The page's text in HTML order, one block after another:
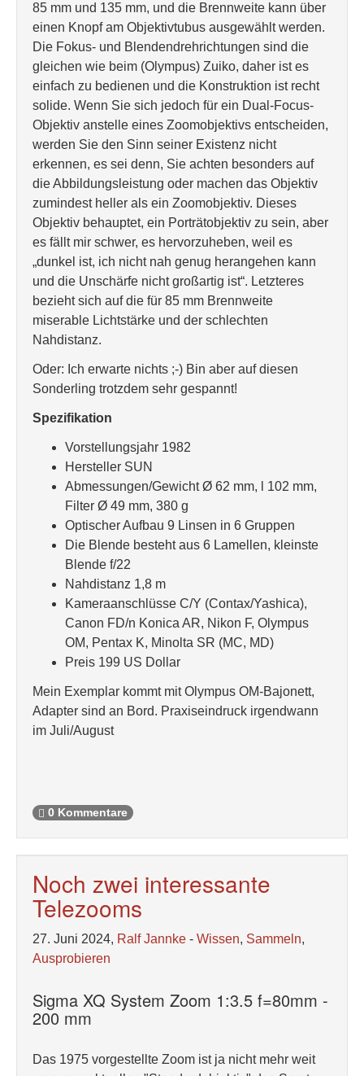
85 mm und 135 mm, und die Brennweite kann über
einen Knopf am Objektivtubus ausgewählt werden.
Die Fokus- und Blendendrehrichtungen sind die
gleichen wie beim (Olympus) Zuiko, daher ist es
einfach zu bedienen und die Konstruktion ist recht
solide. Wenn Sie sich jedoch für ein Dual-Focus-
Objektiv anstelle eines Zoomobjektivs entscheiden,
werden Sie den Sinn seiner Existenz nicht
erkennen, es sei denn, Sie achten besonders auf
die Abbildungsleistung oder machen das Objektiv
zumindest heller als ein Zoomobjektiv. Dieses
Objektiv behauptet, ein Porträtobjektiv zu sein, aber
es fällt mir schwer, es hervorzuheben, weil es
„dunkel ist, ich nicht nah genug herangehen kann
und die Unschärfe nicht großartig ist“. Letzteres
bezieht sich auf die für 85 mm Brennweite
miserable Lichtstärke und der schlechten
Nahdistanz.
Oder: Ich erwarte nichts ;-) Bin aber auf diesen
Sonderling trotzdem sehr gespannt!
Spezifikation
Vorstellungsjahr 1982
Hersteller SUN
Abmessungen/Gewicht Ø 62 mm, l 102 mm,
Filter Ø 49 mm, 380 g
Optischer Aufbau 9 Linsen in 6 Gruppen
Die Blende besteht aus 6 Lamellen, kleinste
Blende f/22
Nahdistanz 1,8 m
Kameraanschlüsse C/Y (Contax/Yashica),
Canon FD/n Konica AR, Nikon F, Olympus
OM, Pentax K, Minolta SR (MC, MD)
Preis 199 US Dollar
Mein Exemplar kommt mit Olympus OM-Bajonett,
Adapter sind an Bord. Praxiseindruck irgendwann
im Juli/August
0 Kommentare
Noch zwei interessante
Telezooms
27. Juni 2024, Ralf Jannke - Wissen, Sammeln,
Ausprobieren
Sigma XQ System Zoom 1:3.5 f=80mm -
200 mm
Das 1975 vorgestellte Zoom ist ja nicht mehr weit